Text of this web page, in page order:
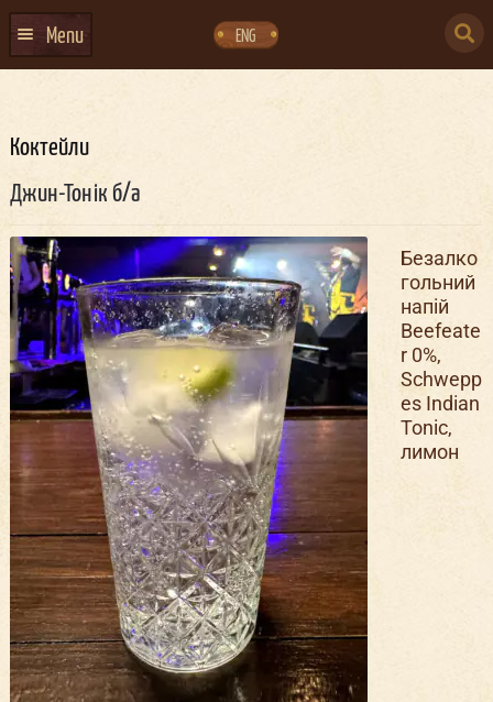
navigation
content
ENG
Menu
АФІША ЗАХОДІВ
КОНТАКТИ
ГУРТИ
ІВЕНТ-АГЕНЦІЯ ДОКЕР
КЕЙТЕРИНГ
НОВИНИ
DOCKER ДРЕСС-КОД
Коктейли
Джин-Тонік б/а
Безалко
гольний
напій
Beefeate
r 0%,
Schwepp
es Indian
Tonic,
лимон